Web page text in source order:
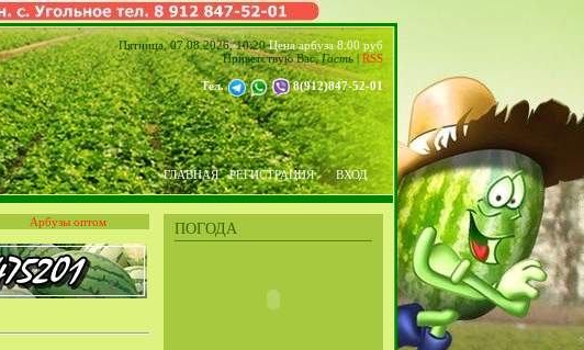
Пятница, 07.08.2026, 10:20Цена арбуза 8.00 руб
Приветствую Вас,Гость| RSS
Тел. 8(912)847-52-01
ГЛАВНАЯ РЕГИСТРАЦИЯ ВХОД
ПОГОДА
Арбузы оптом